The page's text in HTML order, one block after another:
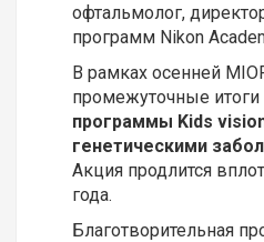
офтальмолог,
программ Nikon
В рамках осенней
промежуточные итоги
программы Kids v
генетическими
Акция продлится
года.
Благотворительная